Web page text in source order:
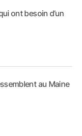
ont besoin d’un
au Maine